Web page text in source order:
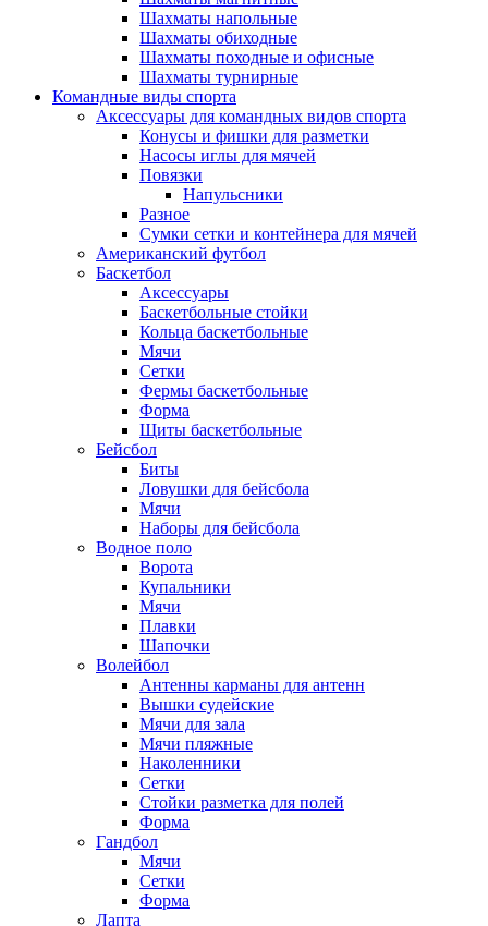
Шахматы напольные
Шахматы обиходные
Шахматы походные и офисные
Шахматы турнирные
Командные виды спорта
Аксессуары для командных видов спорта
Конусы и фишки для разметки
Насосы иглы для мячей
Повязки
Напульсники
Разное
Сумки сетки и контейнера для мячей
Американский футбол
Баскетбол
Аксессуары
Баскетбольные стойки
Кольца баскетбольные
Мячи
Сетки
Фермы баскетбольные
Форма
Щиты баскетбольные
Бейсбол
Биты
Ловушки для бейсбола
Мячи
Наборы для бейсбола
Водное поло
Ворота
Купальники
Мячи
Плавки
Шапочки
Волейбол
Антенны карманы для антенн
Вышки судейские
Мячи для зала
Мячи пляжные
Наколенники
Сетки
Стойки разметка для полей
Форма
Гандбол
Мячи
Сетки
Форма
Лапта